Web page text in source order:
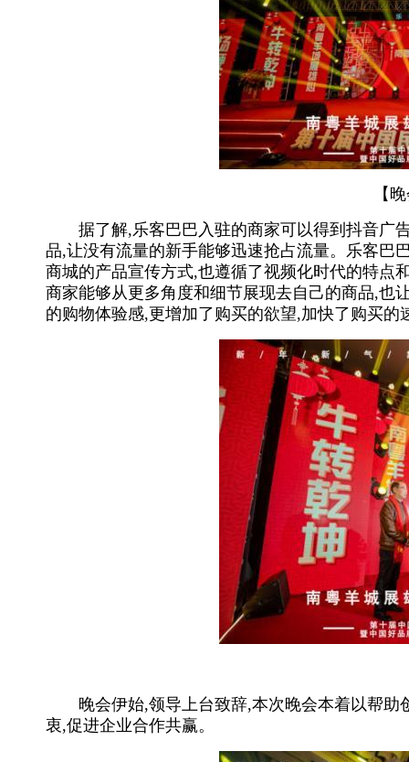
【晚
据了解,乐客巴巴入驻的商家可以得到抖音广
品,让没有流量的新手能够迅速抢占流量。乐客巴
商城的产品宣传方式,也遵循了视频化时代的特点
商家能够从更多角度和细节展现去自己的商品,也
的购物体验感,更增加了购买的欲望,加快了购买的
晚会伊始,领导上台致辞,本次晚会本着以帮助
衷,促进企业合作共赢。